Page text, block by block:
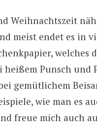
Weihnachtszeit
meist endet es in
welches
Punsch und
gemütlichem
wie man es
freue mich auch